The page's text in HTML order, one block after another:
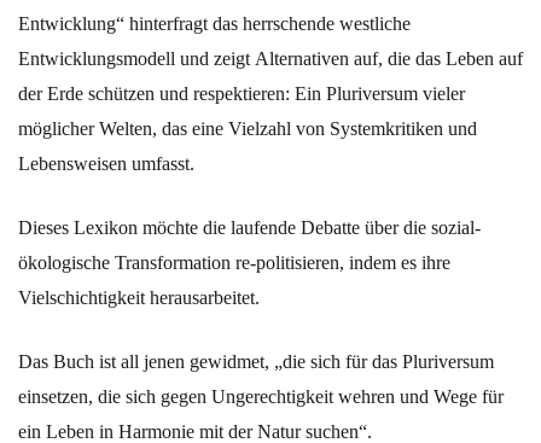
Entwicklung“ hinterfragt das herrschende westliche
Entwicklungsmodell und zeigt Alternativen auf, die das Leben auf
der Erde schützen und respektieren: Ein Pluriversum vieler
möglicher Welten, das eine Vielzahl von Systemkritiken und
Lebensweisen umfasst.
Dieses Lexikon möchte die laufende Debatte über die sozial-
ökologische Transformation re-politisieren, indem es ihre
Vielschichtigkeit herausarbeitet.
Das Buch ist all jenen gewidmet, „die sich für das Pluriversum
einsetzen, die sich gegen Ungerechtigkeit wehren und Wege für
ein Leben in Harmonie mit der Natur suchen“.